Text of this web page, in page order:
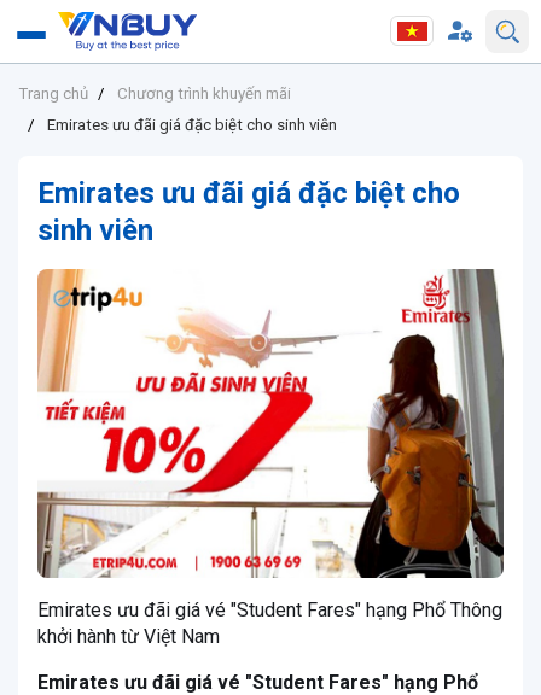
Trang chủ
Chương trình khuyến mãi
Emirates ưu đãi giá đặc biệt cho sinh viên
Emirates ưu đãi giá đặc biệt cho
sinh viên
Emirates ưu đãi giá vé "Student Fares" hạng Phổ Thông
khởi hành từ Việt Nam
Emirates ưu đãi giá vé "Student Fares" hạng Phổ